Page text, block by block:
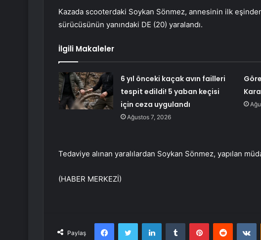
Kazada scooterdaki Soykan Sönmez, annesinin ilk
sürücüsünün yanındaki DE (20) yaralandı.
İlgili Makaleler
6 yıl önceki kaçak avın failleri
tespit edildi! 5 yaban keçisi
için ceza uygulandı
Ağustos 7, 2026
Tedaviye alınan yaralılardan Soykan Sönmez, yapılan
(HABER MERKEZİ)
Paylaş
FacebookTwitter LinkedInTumblr PinterestReddit